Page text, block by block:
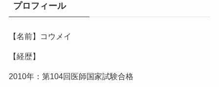
プロフィール
【名前】コウメイ
【経歴】
2010年：第104回医師国家試験合格